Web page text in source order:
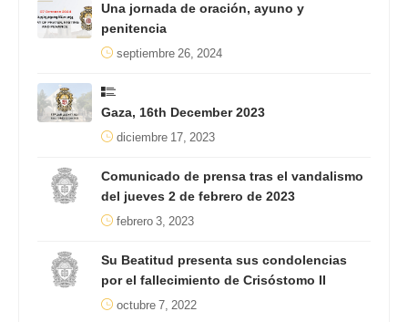
Una jornada de oración, ayuno y
penitencia
septiembre 26, 2024
Gaza, 16th December 2023
diciembre 17, 2023
Comunicado de prensa tras el vandalismo
del jueves 2 de febrero de 2023
febrero 3, 2023
Su Beatitud presenta sus condolencias
por el fallecimiento de Crisóstomo II
octubre 7, 2022